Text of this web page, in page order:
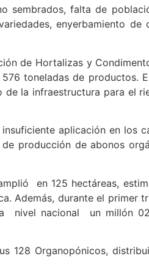
sembrados, falta de
enyerbamiento de
de Hortalizas y
toneladas de productos.
la infraestructura para el
aplicación en los
producción de abonos
en 125 hectáreas,
Además, durante el primer
nivel nacional un millón
128 Organopónicos,